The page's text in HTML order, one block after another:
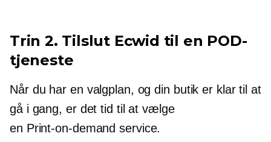
Trin 2. Tilslut Ecwid til en POD-
tjeneste
Når du har en valgplan, og din butik er klar til at
gå i gang, er det tid til at vælge
en Print-on-demand service.